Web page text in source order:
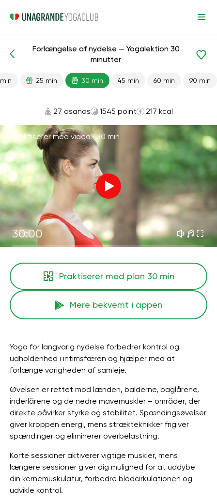
Færdiglavede lektioner Køn
Forlængelse af nydelse — Yogalektion 30
minutter
25 min 30 min 45 min 60 min 90 min
27 asanas 1545 point 217 kcal
Praktiserer med video ·30 min
30:00
Praktiserer med plan 30 min
Mere bekvemt i appen
Yoga for langvarig nydelse forbedrer kontrol og
udholdenhed i intimsfæren og hjælper med at
forlænge varigheden af ​​samleje.
Øvelsen er rettet mod lænden, balderne, baglårene,
inderlårene og de nedre mavemuskler – områder, der
direkte påvirker styrke og stabilitet. Spændingsøvelser
giver kroppen energi, mens strækteknikker frigiver
spændinger og eliminerer overbelastning.
Korte sessioner aktiverer vigtige muskler, mens
længere sessioner giver dig mulighed for at uddybe
din kernemuskulatur, forbedre blodcirkulationen og
udvikle kontrol.